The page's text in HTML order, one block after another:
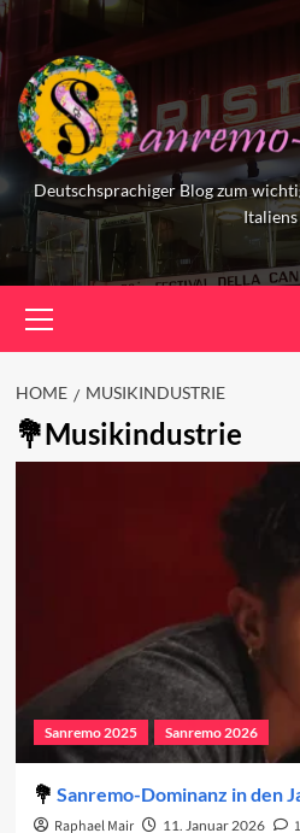
Skip
to
content
Deutschsprachiger Blog zum
Italiens
Menu
HOME MUSIKINDUSTRIE
Musikindustrie
Sanremo 2025 Sanremo 2026
Sanremo-Dominanz in den
Raphael Mair 11. Januar 2026
1